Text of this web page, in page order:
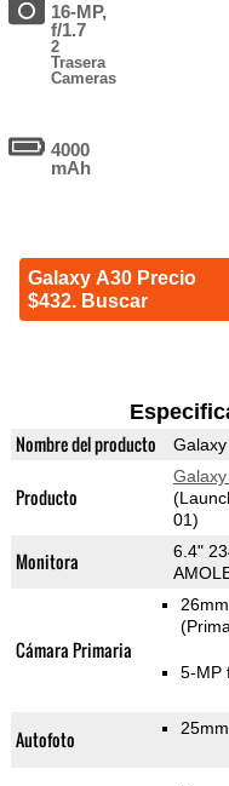
16-MP,
f/1.7
2
Trasera
Cameras
4000
mAh
Galaxy A30 Precio
$432. Buscar
Nombre del producto
Producto
01)
Monitora
6.4"
Cámara Primaria
5-MP
Autofoto